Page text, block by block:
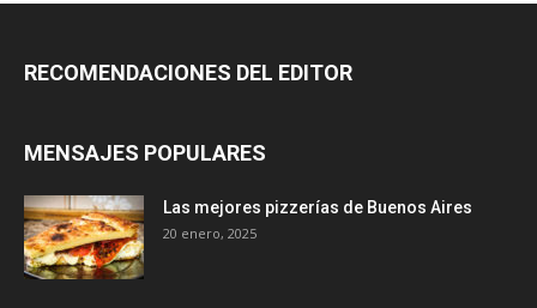
RECOMENDACIONES DEL EDITOR
MENSAJES POPULARES
Las mejores pizzerías de Buenos Aires
20 enero, 2025